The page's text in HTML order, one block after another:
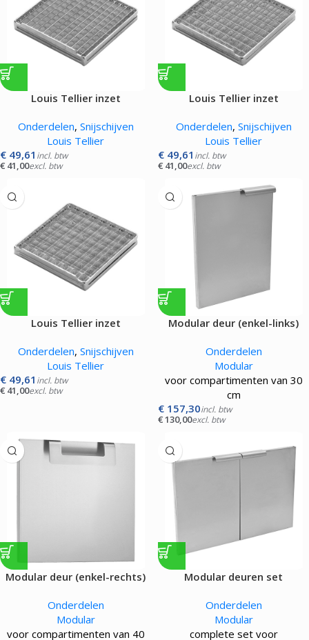
Louis Tellier inzet
Onderdelen, Snijschijven
Louis Tellier
€ 49,61 incl. btw
€ 41,00excl. btw
Louis Tellier inzet
Onderdelen, Snijschijven
Louis Tellier
€ 49,61 incl. btw
€ 41,00excl. btw
Louis Tellier inzet
Onderdelen, Snijschijven
Louis Tellier
€ 49,61 incl. btw
€ 41,00excl. btw
Modular deur (enkel-links)
Onderdelen
Modular
voor compartimenten van 30
cm
€ 157,30incl. btw
€130,00excl. btw
Modular deur (enkel-rechts)
Onderdelen
Modular
voor compartimenten van 40
Modular deuren set
Onderdelen
Modular
complete set voor